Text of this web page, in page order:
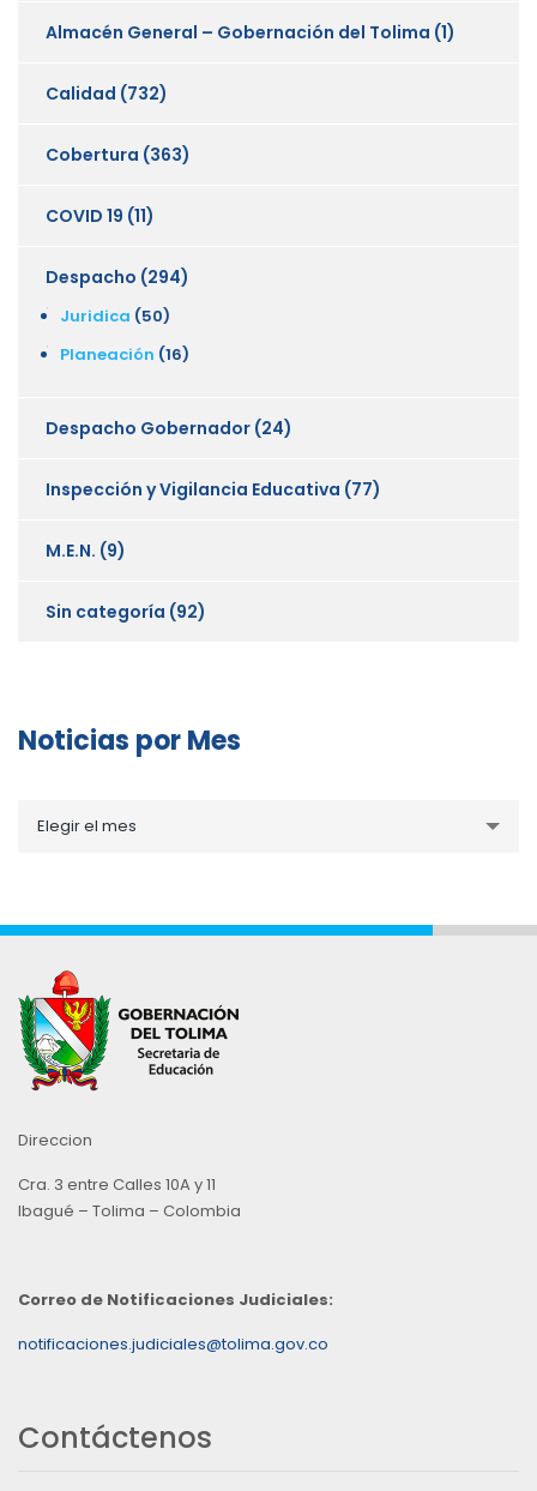
Almacén General – Gobernación del Tolima (1)
Calidad (732)
Cobertura (363)
COVID 19 (11)
Despacho (294)
Juridica (50)
Planeación (16)
Despacho Gobernador (24)
Inspección y Vigilancia Educativa (77)
M.E.N. (9)
Sin categoría (92)
Noticias por Mes
porElegir el mes
Direccion
Cra. 3 entre Calles 10A y 11
Ibagué – Tolima – Colombia
Correo de Notificaciones Judiciales:
notificaciones.judiciales@tolima.gov.co
Contáctenos